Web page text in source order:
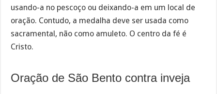
usando-a no pescoço ou deixando-a em um local de
oração. Contudo, a medalha deve ser usada como
sacramental, não como amuleto. O centro da fé é
Cristo.
Oração de São Bento contra inveja